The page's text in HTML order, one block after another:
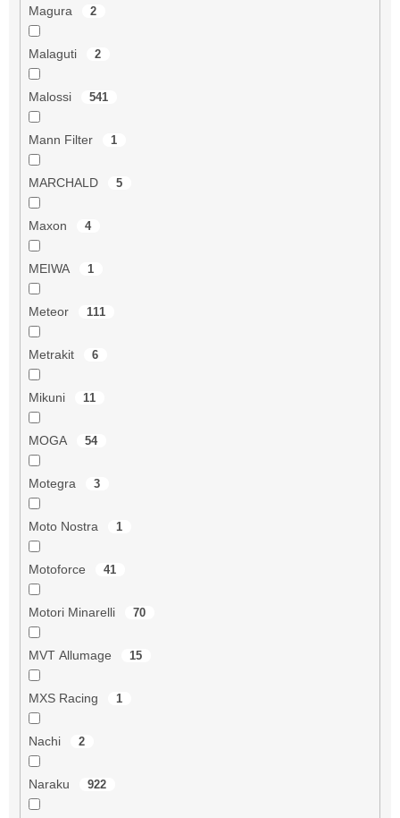
Magura 2
Malaguti 2
Malossi 541
Mann Filter 1
MARCHALD 5
Maxon 4
MEIWA 1
Meteor 111
Metrakit 6
Mikuni 11
MOGA 54
Motegra 3
Moto Nostra 1
Motoforce 41
Motori Minarelli 70
MVT Allumage 15
MXS Racing 1
Nachi 2
Naraku 922